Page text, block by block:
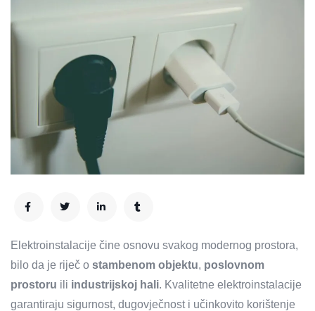
Elektroinstalacije čine osnovu svakog modernog prostora,
bilo da je riječ o stambenom objektu, poslovnom
prostoru ili industrijskoj hali. Kvalitetne elektroinstalacije
garantiraju sigurnost, dugovječnost i učinkovito korištenje